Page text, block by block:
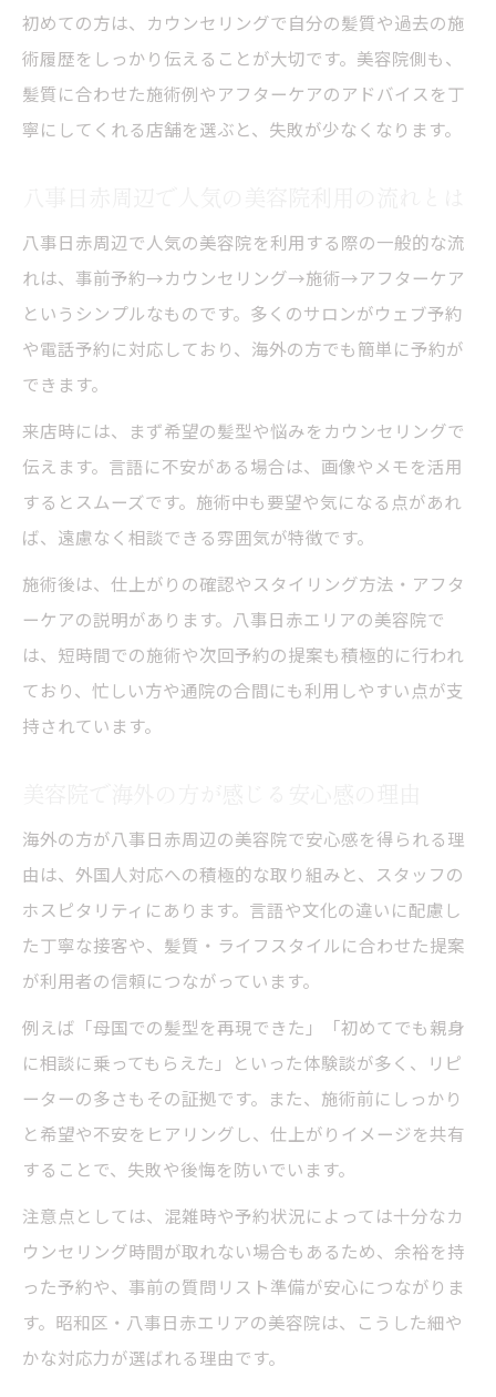
初めての方は、カウンセリングで自分の髪質や過去の施
術履歴をしっかり伝えることが大切です。美容院側も、
髪質に合わせた施術例やアフターケアのアドバイスを丁
寧にしてくれる店舗を選ぶと、失敗が少なくなります。
八事日赤周辺で人気の美容院を利用する際の一般的な流
れは、事前予約→カウンセリング→施術→アフターケア
というシンプルなものです。多くのサロンがウェブ予約
や電話予約に対応しており、海外の方でも簡単に予約が
できます。
来店時には、まず希望の髪型や悩みをカウンセリングで
伝えます。言語に不安がある場合は、画像やメモを活用
するとスムーズです。施術中も要望や気になる点があれ
ば、遠慮なく相談できる雰囲気が特徴です。
施術後は、仕上がりの確認やスタイリング方法・アフタ
ーケアの説明があります。八事日赤エリアの美容院で
は、短時間での施術や次回予約の提案も積極的に行われ
ており、忙しい方や通院の合間にも利用しやすい点が支
持されています。
海外の方が八事日赤周辺の美容院で安心感を得られる理
由は、外国人対応への積極的な取り組みと、スタッフの
ホスピタリティにあります。言語や文化の違いに配慮し
た丁寧な接客や、髪質・ライフスタイルに合わせた提案
が利用者の信頼につながっています。
例えば「母国での髪型を再現できた」「初めてでも親身
に相談に乗ってもらえた」といった体験談が多く、リピ
ーターの多さもその証拠です。また、施術前にしっかり
と希望や不安をヒアリングし、仕上がりイメージを共有
することで、失敗や後悔を防いでいます。
注意点としては、混雑時や予約状況によっては十分なカ
ウンセリング時間が取れない場合もあるため、余裕を持
った予約や、事前の質問リスト準備が安心につながりま
す。昭和区・八事日赤エリアの美容院は、こうした細や
かな対応力が選ばれる理由です。